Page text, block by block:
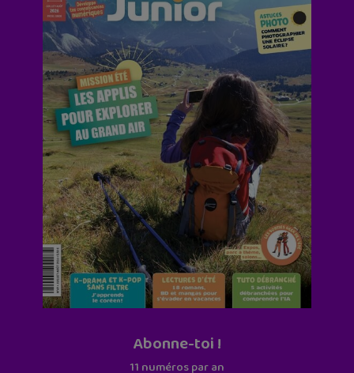
Abonne-toi !
11 numéros par an